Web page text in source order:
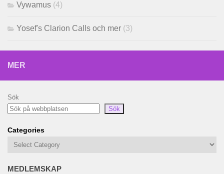
Vywamus (4)
Yosef's Clarion Calls och mer (3)
MER
Sök
Sök
Categories
MEDLEMSKAP